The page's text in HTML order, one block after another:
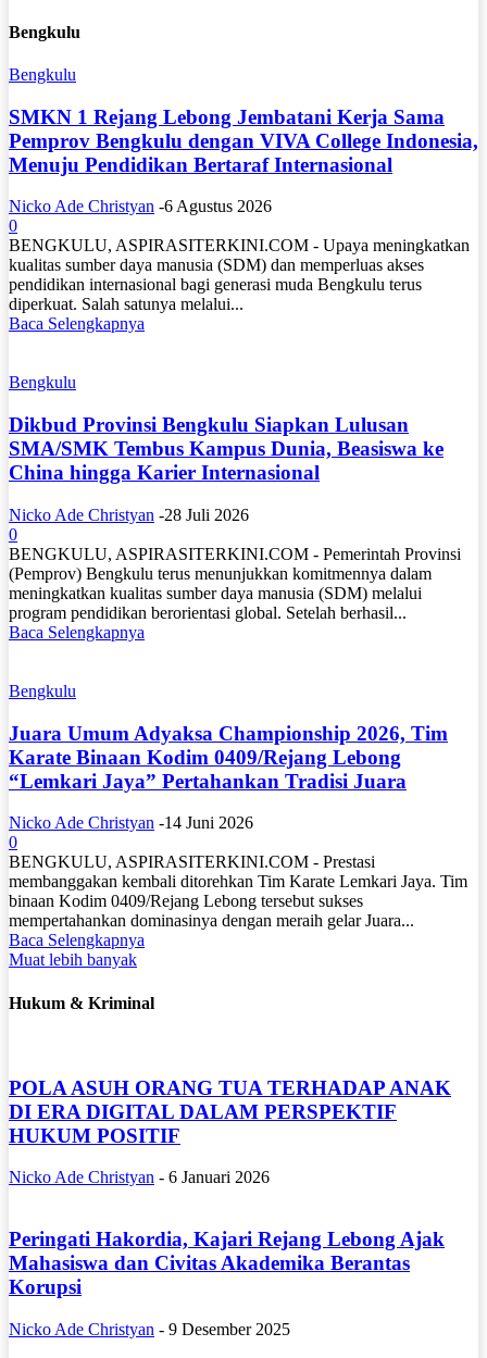
Bengkulu
Bengkulu
SMKN 1 Rejang Lebong Jembatani Kerja Sama
Pemprov Bengkulu dengan VIVA College Indonesia,
Menuju Pendidikan Bertaraf Internasional
Nicko Ade Christyan -6 Agustus 2026
0
BENGKULU, ASPIRASITERKINI.COM - Upaya meningkatkan
kualitas sumber daya manusia (SDM) dan memperluas akses
pendidikan internasional bagi generasi muda Bengkulu terus
diperkuat. Salah satunya melalui...
Baca Selengkapnya
Bengkulu
Dikbud Provinsi Bengkulu Siapkan Lulusan
SMA/SMK Tembus Kampus Dunia, Beasiswa ke
China hingga Karier Internasional
Nicko Ade Christyan -28 Juli 2026
0
BENGKULU, ASPIRASITERKINI.COM - Pemerintah Provinsi
(Pemprov) Bengkulu terus menunjukkan komitmennya dalam
meningkatkan kualitas sumber daya manusia (SDM) melalui
program pendidikan berorientasi global. Setelah berhasil...
Baca Selengkapnya
Bengkulu
Juara Umum Adyaksa Championship 2026, Tim
Karate Binaan Kodim 0409/Rejang Lebong
“Lemkari Jaya” Pertahankan Tradisi Juara
Nicko Ade Christyan -14 Juni 2026
0
BENGKULU, ASPIRASITERKINI.COM - Prestasi
membanggakan kembali ditorehkan Tim Karate Lemkari Jaya. Tim
binaan Kodim 0409/Rejang Lebong tersebut sukses
mempertahankan dominasinya dengan meraih gelar Juara...
Baca Selengkapnya
Muat lebih banyak
Hukum & Kriminal
POLA ASUH ORANG TUA TERHADAP ANAK
DI ERA DIGITAL DALAM PERSPEKTIF
HUKUM POSITIF
Nicko Ade Christyan - 6 Januari 2026
Peringati Hakordia, Kajari Rejang Lebong Ajak
Mahasiswa dan Civitas Akademika Berantas
Korupsi
Nicko Ade Christyan - 9 Desember 2025